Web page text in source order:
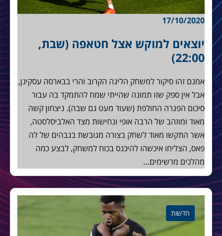
17/10/2020
יוצאים למוקש אצל חטאפה (שבת,
22:00)
אמנם זהו סיקור למשחק הליגה הקרוב והרי בבארסה עסקינן,
אבל אין ספק שזו תמונה שהייתי שמח להתמקד בה עבור
סיכום הפגרה החולפת (שעוד מעט גם שבה). ניצחון קשה
מאוד ומוזהב של הרבה אופי ונחישות מצד האלביסלסטה,
אשר התקשו מאוד לשחק בצורה מגובשת בגבהים של לה
פאס, הצליחו איכשהו להיכנס בכוח למשחק, לבצע כמה
מהלכים מרשימים…
חדשות